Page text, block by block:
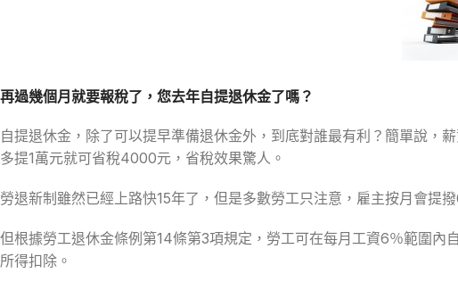
再過幾個月就要報稅了，您去年自提退休金了嗎？
自提退休金，除了可以提早準備退休金外，到底對誰最有利？簡單說
多提1萬元就可省稅4000元，省稅效果驚人。
勞退新制雖然已經上路快15年了，但是多數勞工只注意，雇主按月會提
但根據勞工退休金條例第14條第3項規定，勞工可在每月工資6％範圍
所得扣除。